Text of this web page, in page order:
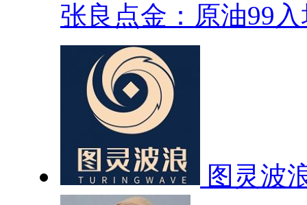
张良点金：原油99入
图灵波